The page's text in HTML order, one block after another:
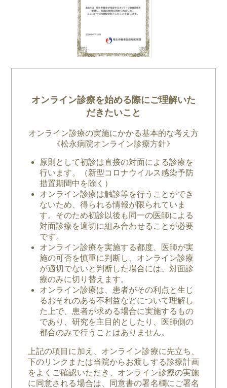
オンライン診療を始める際にご理解いた
だきたいこと
オンライン診療の実施にかかる基本的な考え方
《松永病院オンライン診療方針》
原則として初診は直接の対面による診療を
行います。（新型コロナウイルス感染予防
措置期間中を除く）
オンライン診療は触診等を行うことができ
ないため、得られる情報が限られていま
す。そのため初診以後も同一の医師による
対面診療を適切に組み合わせることが必要
です。
オンライン診療を実施する都度、医師が実
施の可否を慎重に判断し、オンライン診療
が適切でないと判断した場合には、対面診
療のみに切り替えます。
オンライン診療は、患者がその利点と生じ
るおそれのある不利益などについて理解し
た上で、患者が求める場合に実施するもの
であり、研究を主目的としたり、医師側の
都合のみで行うことはありません。
上記の項目に加え、オンライン診療に先立ち、
下のリンクまたは当院からお渡しする診療計画
をよくご確認いただき、オンライン診療の実施
に同意される場合は、同意書の署名欄にご署名